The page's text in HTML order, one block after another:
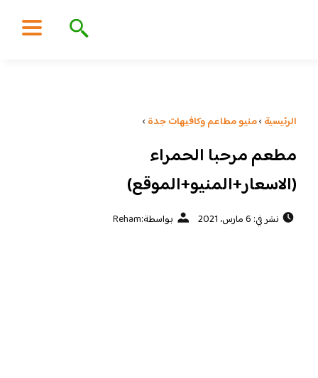
الرئيسية ›منيو مطاعم وكافيهات جدة ›
مطعم مرحبا الحمراء
(الاسعار+المنيو+الموقع)
نشر في: 6 مارس، 2021 بواسطة:Reham